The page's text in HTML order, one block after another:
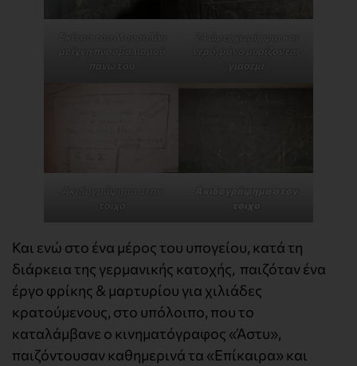
Σκίτσο του Μουσολίνι
με ίχνη πυροβολισμού
πάνω του
24 ώρες χωρίς φαι και
νερό, μόνο μυρίζοντας
γιασεμί
Ακιδογράφημα στον
τοίχο
Ακιδογράφημα στον
τοίχο
Και ενώ στο ένα μέρος του υπογείου, κατά τη
διάρκεια της γερμανικής κατοχής, παιζόταν ένα
έργο φρίκης & μαρτυρίου για χιλιάδες
κρατούμενους, στο υπόλοιπο, που το
καταλάμβανε ο κινηματόγραφος «Άστυ»,
παιζόντουσαν καθημερινά τα «Επίκαιρα» και